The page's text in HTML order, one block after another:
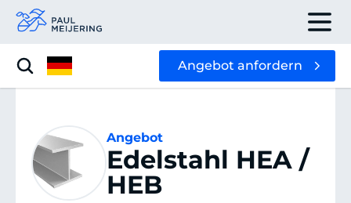
Angebot anfordern
Angebot
Edelstahl HEA /
HEB